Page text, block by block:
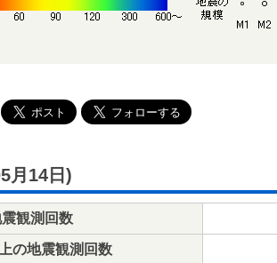
月14日)
観測回数
の地震観測回数